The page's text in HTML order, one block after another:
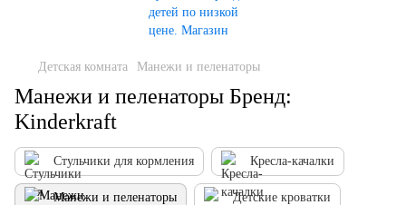
Детская комната Манежи и пеленаторы
Манежи и пеленаторы Бренд:
Kinderkraft
Стульчики для кормления Кресла-качалки
Манежи и пеленаторы Детские кроватки